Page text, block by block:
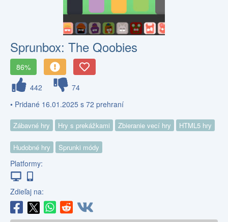
Sprunbox: The Qoobies
86%
442
74
• Pridané 16.01.2025 s 72 prehraní
Zábavné hry Hry s prekážkami Zbieranie vecí hry HTML5 hry
Hudobné hry Sprunki módy
Platformy:
Zdieľaj na: